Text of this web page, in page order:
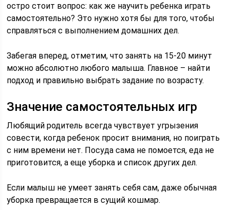
остро стоит вопрос: как же научить ребенка играть
самостоятельно? Это нужно хотя бы для того, чтобы
справляться с выполнением домашних дел.
Забегая вперед, отметим, что занять на 15-20 минут
можно абсолютно любого малыша. Главное – найти
подход и правильно выбрать задание по возрасту.
Значение самостоятельных игр
Любящий родитель всегда чувствует угрызения
совести, когда ребенок просит внимания, но поиграть
с ним времени нет. Посуда сама не помоется, еда не
приготовится, а еще уборка и список других дел.
Если малыш не умеет занять себя сам, даже обычная
уборка превращается в сущий кошмар.